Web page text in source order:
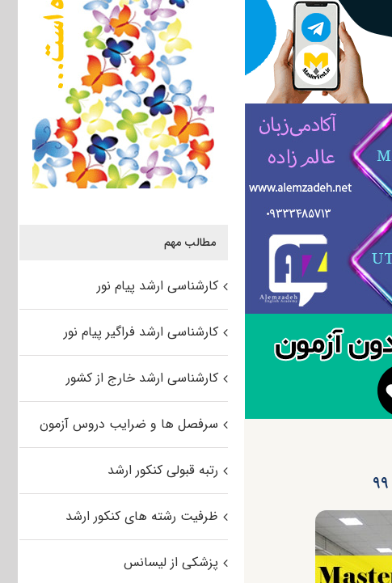
مطالب مهم
کارشناسی ارشد پیام نور
کارشناسی ارشد فراگیر پیام نور
کارشناسی ارشد خارج از کشور
سرفصل ها و ضرایب دروس آزمون
رتبه قبولی کنکور ارشد
ظرفیت رشته های کنکور ارشد
پزشکی از لیسانس